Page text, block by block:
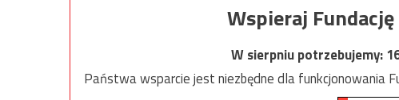
Wspieraj
W sierpniu potrzebujemy:
Państwa wsparcie jest niezbędne dla funkcjonowania